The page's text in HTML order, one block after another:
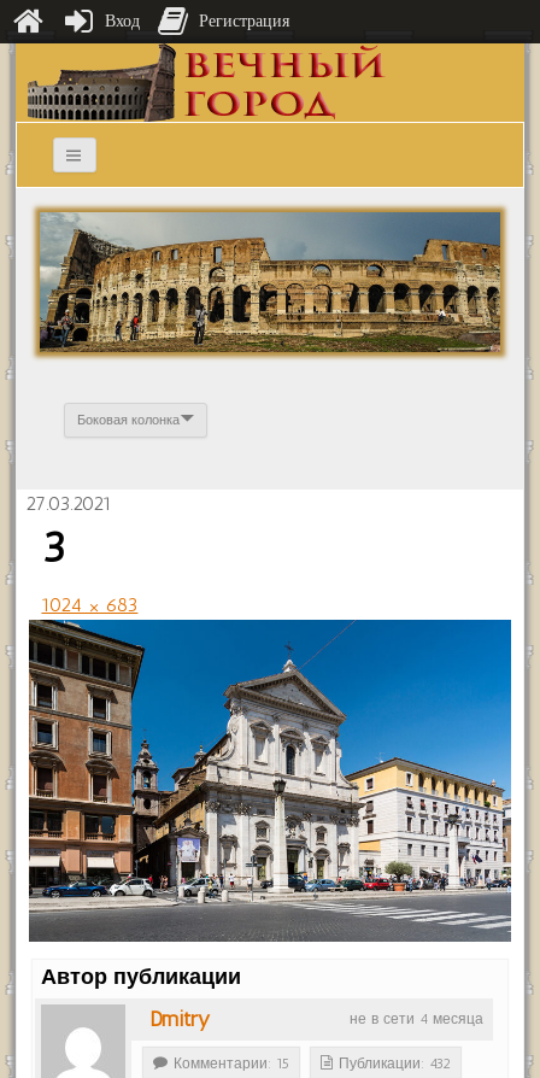
Боковая колонка
27.03.2021
3
1024 × 683
Автор публикации
не в сети 4 месяца
Dmitry
Комментарии: 15 Публикации: 432
Вход Регистрация